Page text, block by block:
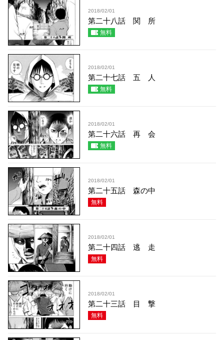
2018/02/01
第二十八話 関 所
無料
2018/02/01
第二十七話 五 人
無料
2018/02/01
第二十六話 再 会
無料
2018/02/01
第二十五話 森の中
無料
2018/02/01
第二十四話 逃 走
無料
2018/02/01
第二十三話 目 撃
無料